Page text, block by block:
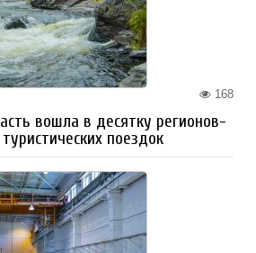
168
вошла в десятку регионов-
поездок